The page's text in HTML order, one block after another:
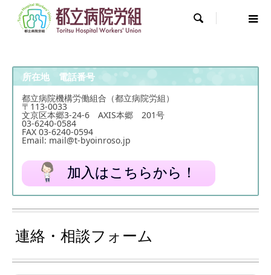

所在地 電話番号
都立病院機構労働組合（都立病院労組）
〒113-0033
文京区本郷3-24-6 AXIS本郷 201号
03-6240-0584
FAX 03-6240-0594
Email: mail@t-byoinroso.jp
加入はこちらから！
連絡・相談フォーム